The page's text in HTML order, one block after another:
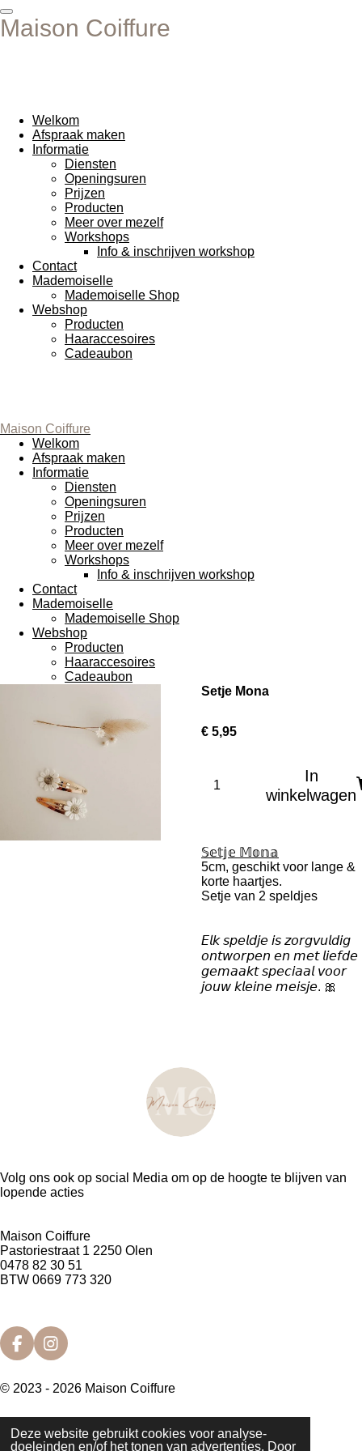
Deze website gebruikt cookies voor analyse-
doeleinden en/of het tonen van advertenties. Door
Ga
direct
Maison Coiffure
Welkom
Afspraak maken
Informatie
Diensten
Openingsuren
Prijzen
Producten
Meer over mezelf
Workshops
Info & inschrijven workshop
Contact
Mademoiselle
Mademoiselle Shop
Webshop
Producten
Haaraccesoires
Cadeaubon
Maison Coiffure
Welkom
Afspraak maken
Informatie
Diensten
Openingsuren
Prijzen
Producten
Meer over mezelf
Workshops
Info & inschrijven workshop
Contact
Mademoiselle
Mademoiselle Shop
Webshop
Producten
Haaraccesoires
Cadeaubon
Setje Mona
€ 5,95
In
winkelwagen
𝕊𝕖𝕥𝕛𝕖 𝕄𝕠𝕟𝕒
5cm, geschikt voor lange &
korte haartjes.
Setje van 2 speldjes
𝘌𝘭𝘬 𝘴𝘱𝘦𝘭𝘥𝘫𝘦 𝘪𝘴 𝘻𝘰𝘳𝘨𝘷𝘶𝘭𝘥𝘪𝘨
𝘰𝘯𝘵𝘸𝘰𝘳𝘱𝘦𝘯 𝘦𝘯 𝘮𝘦𝘵 𝘭𝘪𝘦𝘧𝘥𝘦
𝘨𝘦𝘮𝘢𝘢𝘬𝘵 𝘴𝘱𝘦𝘤𝘪𝘢𝘢𝘭 𝘷𝘰𝘰𝘳
𝘫𝘰𝘶𝘸 𝘬𝘭𝘦𝘪𝘯𝘦 𝘮𝘦𝘪𝘴𝘫𝘦. 🎀
Volg ons ook op social Media om op de hoogte te blijven van
lopende acties
Maison Coiffure
Pastoriestraat 1 2250 Olen
0478 82 30 51
BTW 0669 773 320
F
c
e
o
o
I
s
t
r
© 2023 - 2026 Maison Coiffure